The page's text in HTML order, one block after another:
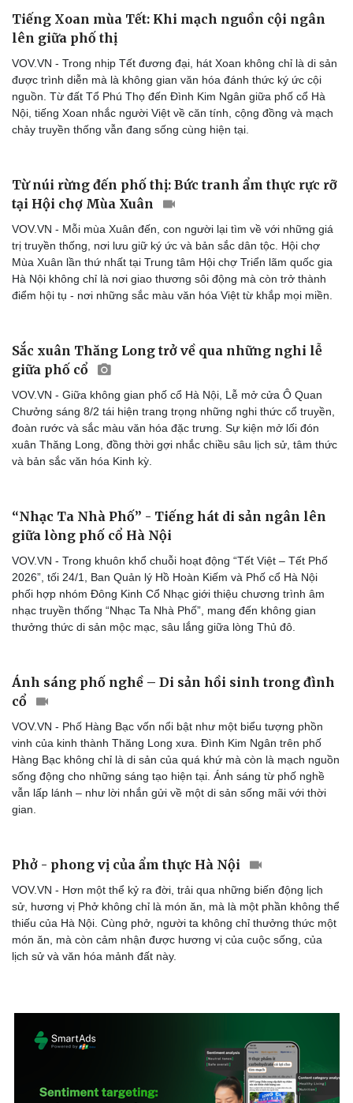
Du lịch
check-in
Podcast
Cửa sổ tình yêu
Hạt giống tâm hồn
Tiếng Xoan mùa Tết: Khi mạch nguồn cội ngân
lên giữa phố thị
VOV.VN - Trong nhịp Tết đương đại, hát Xoan không chỉ là di sản
được trình diễn mà là không gian văn hóa đánh thức ký ức cội
nguồn. Từ đất Tổ Phú Thọ đến Đình Kim Ngân giữa phố cổ Hà
Nội, tiếng Xoan nhắc người Việt về căn tính, cộng đồng và mạch
chảy truyền thống vẫn đang sống cùng hiện tại.
Từ núi rừng đến phố thị: Bức tranh ẩm thực rực rỡ
tại Hội chợ Mùa Xuân
VOV.VN - Mỗi mùa Xuân đến, con người lại tìm về với những giá
trị truyền thống, nơi lưu giữ ký ức và bản sắc dân tộc. Hội chợ
Mùa Xuân lần thứ nhất tại Trung tâm Hội chợ Triển lãm quốc gia
Hà Nội không chỉ là nơi giao thương sôi động mà còn trở thành
điểm hội tụ - nơi những sắc màu văn hóa Việt từ khắp mọi miền.
Sắc xuân Thăng Long trở về qua những nghi lễ
giữa phố cổ
VOV.VN - Giữa không gian phố cổ Hà Nội, Lễ mở cửa Ô Quan
Chưởng sáng 8/2 tái hiện trang trọng những nghi thức cổ truyền,
đoàn rước và sắc màu văn hóa đặc trưng. Sự kiện mở lối đón
xuân Thăng Long, đồng thời gợi nhắc chiều sâu lịch sử, tâm thức
và bản sắc văn hóa Kinh kỳ.
“Nhạc Ta Nhà Phố” - Tiếng hát di sản ngân lên
giữa lòng phố cổ Hà Nội
VOV.VN - Trong khuôn khổ chuỗi hoạt động “Tết Việt – Tết Phố
2026”, tối 24/1, Ban Quản lý Hồ Hoàn Kiếm và Phố cổ Hà Nội
phối hợp nhóm Đông Kinh Cổ Nhạc giới thiệu chương trình âm
nhạc truyền thống “Nhạc Ta Nhà Phố”, mang đến không gian
thưởng thức di sản mộc mạc, sâu lắng giữa lòng Thủ đô.
cổ
VOV.VN - Phố Hàng Bạc vốn nổi bật như một biểu tượng phồn
vinh của kinh thành Thăng Long xưa. Đình Kim Ngân trên phố
Hàng Bạc không chỉ là di sản của quá khứ mà còn là mạch nguồn
sống động cho những sáng tạo hiện tại. Ánh sáng từ phố nghề
vẫn lấp lánh – như lời nhắn gửi về một di sản sống mãi với thời
Phở - phong vị của ẩm thực Hà Nội
VOV.VN - Hơn một thể kỷ ra đời, trải qua những biến động lịch
sử, hương vị Phở không chỉ là món ăn, mà là một phần không thể
thiếu của Hà Nội. Cùng phở, người ta không chỉ thưởng thức một